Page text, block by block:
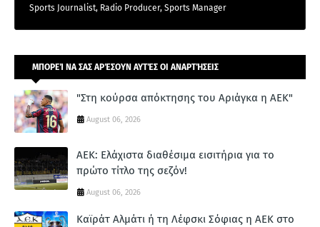
Sports Journalist, Radio Producer, Sports Manager
ΜΠΟΡΕΊ ΝΑ ΣΑΣ ΑΡΈΣΟΥΝ ΑΥΤΈΣ ΟΙ ΑΝΑΡΤΉΣΕΙΣ
"Στη κούρσα απόκτησης του Αριάγκα η ΑΕΚ"
August 06, 2026
ΑΕΚ: Ελάχιστα διαθέσιμα εισιτήρια για το
πρώτο τίτλο της σεζόν!
August 06, 2026
Καϊράτ Αλμάτι ή τη Λέφσκι Σόφιας η ΑΕΚ στο